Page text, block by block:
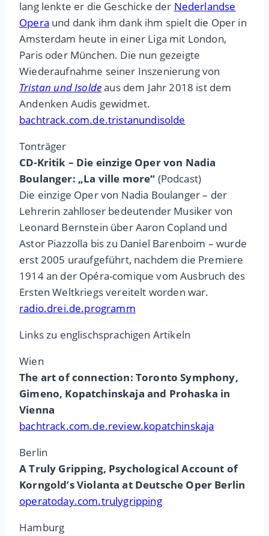
lang lenkte er die Geschicke der Nederlandse
Opera und dank ihm dank ihm spielt die Oper in
Amsterdam heute in einer Liga mit London,
Paris oder München. Die nun gezeigte
Wiederaufnahme seiner Inszenierung von
Tristan und Isoldeaus dem Jahr 2018 ist dem
Andenken Audis gewidmet.
bachtrack.com.de.tristanundisolde
Tonträger
CD-Kritik – Die einzige Oper von Nadia
Boulanger: „La ville more“ (Podcast)
Die einzige Oper von Nadia Boulanger – der
Lehrerin zahlloser bedeutender Musiker von
Leonard Bernstein über Aaron Copland und
Astor Piazzolla bis zu Daniel Barenboim – wurde
erst 2005 uraufgeführt, nachdem die Premiere
1914 an der Opéra-comique vom Ausbruch des
Ersten Weltkriegs vereitelt worden war.
radio.drei.de.programm
Links zu englischsprachigen Artikeln
Wien
The art of connection: Toronto Symphony,
Gimeno, Kopatchinskaja and Prohaska in
Vienna
bachtrack.com.de.review.kopatchinskaja
Berlin
A Truly Gripping, Psychological Account of
Korngold’s Violanta at Deutsche Oper Berlin
operatoday.com.trulygripping
Hamburg